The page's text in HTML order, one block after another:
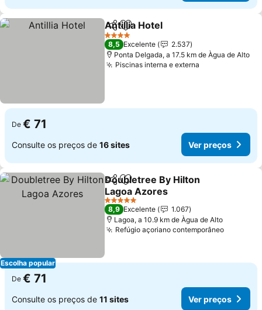
PartilharAdicionar aos favoritos
Antillia Hotel
4 Estrelas
8,5 Excelente
2.537
Ponta Delgada, a 17.5 km de Àgua de Alto
Piscinas interna e externa
De € 71
Consulte os preços de 16 sites Ver preços
Escolha popular
PartilharAdicionar aos favoritos
Doubletree By Hilton
Lagoa Azores
5 Estrelas
8,9 Excelente
1.067
Lagoa, a 10.9 km de Àgua de Alto
Refúgio açoriano contemporâneo
De € 71
Consulte os preços de 11 sites Ver preços